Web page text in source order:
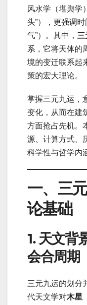
风水学（堪舆学
头”），更强调
气”）。其中， 三
系，它将天体的
境的变迁联系起
策的宏大理论。
掌握三元九运，
变化，从而在建
方面抢占先机。
源、计算方式、
科学性与哲学内
一、三
论基础
1. 天文背
会合周期
三元九运的划分
代天文学对木星